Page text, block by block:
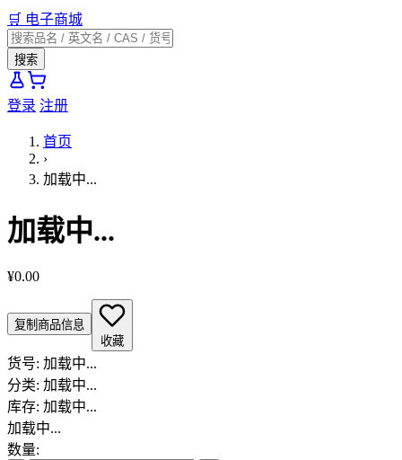
🛒 电子商城
搜索
登录 注册
首页
›
加载中...
加载中...
¥0.00
复制商品信息
收藏
货号: 加载中...
分类: 加载中...
库存: 加载中...
加载中...
数量: